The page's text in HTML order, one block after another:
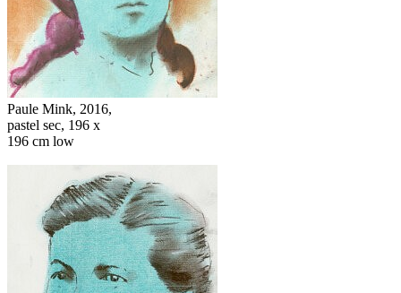
Paule Mink, 2016,
pastel sec, 196 x
196 cm low